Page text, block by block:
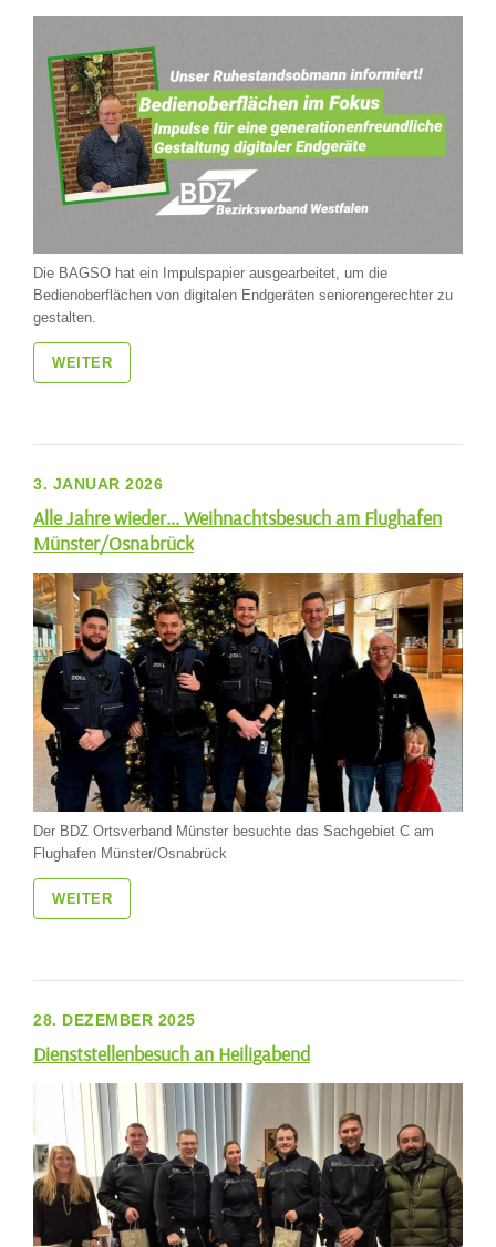
Die BAGSO hat ein Impulspapier ausgearbeitet, um die
Bedienoberflächen von digitalen Endgeräten seniorengerechter zu
gestalten.
WEITER
3. JANUAR 2026
Alle Jahre wieder... Weihnachtsbesuch am Flughafen
Münster/Osnabrück
Der BDZ Ortsverband Münster besuchte das Sachgebiet C am
Flughafen Münster/Osnabrück
WEITER
28. DEZEMBER 2025
Dienststellenbesuch an Heiligabend